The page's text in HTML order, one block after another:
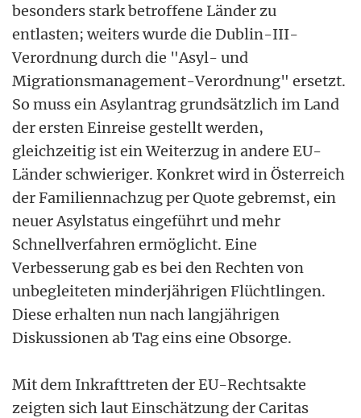
besonders stark betroffene Länder zu
entlasten; weiters wurde die Dublin-III-
Verordnung durch die "Asyl- und
Migrationsmanagement-Verordnung" ersetzt.
So muss ein Asylantrag grundsätzlich im Land
der ersten Einreise gestellt werden,
gleichzeitig ist ein Weiterzug in andere EU-
Länder schwieriger. Konkret wird in Österreich
der Familiennachzug per Quote gebremst, ein
neuer Asylstatus eingeführt und mehr
Schnellverfahren ermöglicht. Eine
Verbesserung gab es bei den Rechten von
unbegleiteten minderjährigen Flüchtlingen.
Diese erhalten nun nach langjährigen
Diskussionen ab Tag eins eine Obsorge.
Mit dem Inkrafttreten der EU-Rechtsakte
zeigten sich laut Einschätzung der Caritas